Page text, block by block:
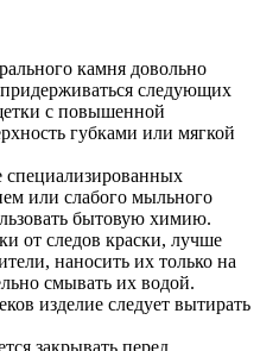
камня довольно
следующих
с повышенной
губками или мягкой
специализированных
или слабого мыльного
бытовую химию.
от следов краски, лучше
наносить их только на
смывать их водой.
изделие следует вытирать
закрывать перед